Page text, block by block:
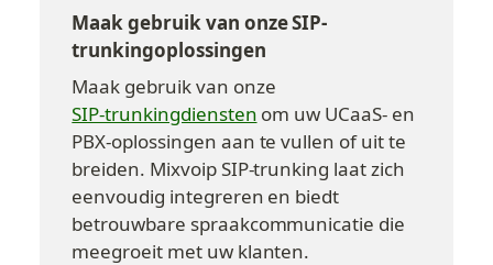
Maak gebruik van onze SIP-
trunkingoplossingen
Maak gebruik van onze
SIP-trunkingdiensten om uw UCaaS- en
PBX-oplossingen aan te vullen of uit te
breiden. Mixvoip SIP-trunking laat zich
eenvoudig integreren en biedt
betrouwbare spraakcommunicatie die
meegroeit met uw klanten.